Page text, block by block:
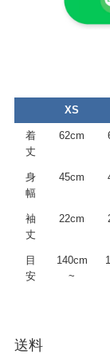
XS
着
丈
62cm
身
幅
45cm
袖
丈
22cm
目
安
140cm
~
送料